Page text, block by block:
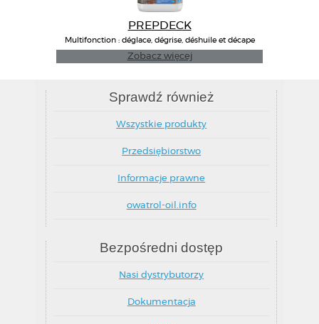
PREPDECK
Multifonction : déglace, dégrise, déshuile et décape
Zobacz więcej
Sprawdź również
Wszystkie produkty
Przedsiębiorstwo
Informacje prawne
owatrol-oil.info
Bezpośredni dostęp
Nasi dystrybutorzy
Dokumentacja